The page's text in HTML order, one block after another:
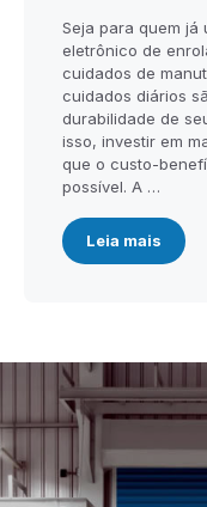
Seja para quem já
eletrônico de
cuidados de
cuidados diários
durabilidade de
isso, investir em
que o custo-
possível. A …
Leia mais